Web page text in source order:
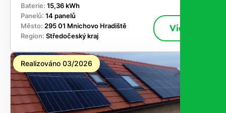
Baterie: 15,36 kWh
Panelů: 14 panelů
Město: 295 01 Mnichovo Hradiště
Region: Středočeský kraj
Více
Realizováno 03/2026